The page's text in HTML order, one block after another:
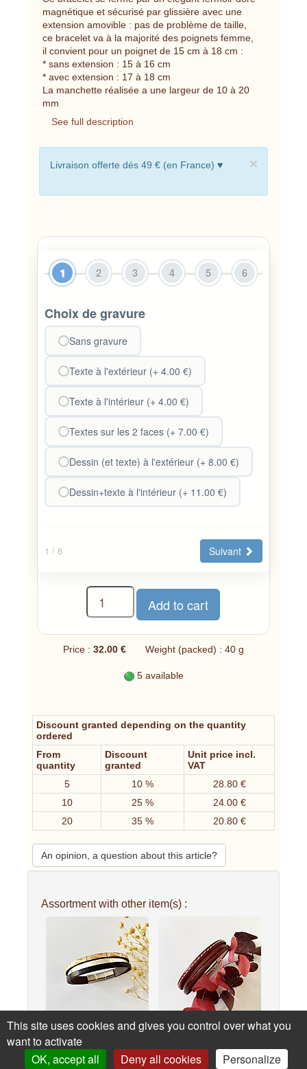
magnétique et sécurisé par glissière avec une
extension amovible : pas de problème de taille,
ce bracelet va à la majorité des poignets femme,
il convient pour un poignet de 15 cm à 18 cm :
* sans extension : 15 à 16 cm
* avec extension : 17 à 18 cm
La manchette réalisée a une largeur de 10 à 20
mm
See full description
×
Livraison offerte dés 49 € (en France) ♥
1 2 3 4 5 6
Choix de gravure
Sans gravure
Texte à l'extérieur (+ 4.00 €)
Texte à l'intérieur (+ 4.00 €)
Textes sur les 2 faces (+ 7.00 €)
Dessin (et texte) à l'extérieur (+ 8.00 €)
Dessin+texte à l'intérieur (+ 11.00 €)
1 / 6 Suivant
Price : 32.00 € Weight (packed) : 40 g
5 available
Discount granted depending on the quantity
ordered
From
quantity
Discount
granted
Unit price incl.
VAT
5
10 %
28.80 €
10
25 %
24.00 €
20
35 % 20.80 €
An opinion, a question about this article?
Assortment with other item(s) :
Bracelet manchette
femme aux 3...
femme aux 3...
This site uses cookies and gives you control over what you
want to activate
OK, accept all
Deny all cookies Personalize